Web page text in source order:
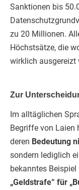
Sanktionen bis
zu 20 Millionen.
Höchstsätze, die
wirklich ausgereizt
Zur
Im alltäglichen
Begriffe von Laien
deren Bedeutung
sondern lediglich
bekanntes Beispiel
„Geldstrafe“ für